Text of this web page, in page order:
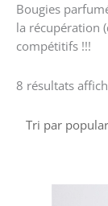
Bougies
la récupération
compétitifs !!!
8 résultats